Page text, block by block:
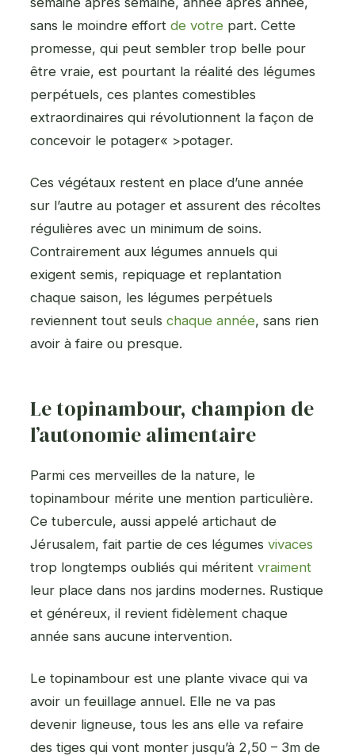
sans le moindre effort de votre part. Cette
promesse, qui peut sembler trop belle pour
être vraie, est pourtant la réalité des légumes
perpétuels, ces plantes comestibles
extraordinaires qui révolutionnent la façon de
concevoir le potager« >potager.
Ces végétaux restent en place d’une année
sur l’autre au potager et assurent des récoltes
régulières avec un minimum de soins.
Contrairement aux légumes annuels qui
exigent semis, repiquage et replantation
chaque saison, les légumes perpétuels
reviennent tout seuls chaque année, sans rien
avoir à faire ou presque.
Le topinambour, champion de
l’autonomie alimentaire
Parmi ces merveilles de la nature, le
topinambour mérite une mention particulière.
Ce tubercule, aussi appelé artichaut de
Jérusalem, fait partie de ces légumes vivaces
trop longtemps oubliés qui méritent vraiment
leur place dans nos jardins modernes. Rustique
et généreux, il revient fidèlement chaque
année sans aucune intervention.
Le topinambour est une plante vivace qui va
avoir un feuillage annuel. Elle ne va pas
devenir ligneuse, tous les ans elle va refaire
des tiges qui vont monter jusqu’à 2,50 – 3m de